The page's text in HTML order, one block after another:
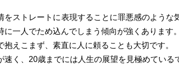
をストレートに表現することに罪悪感のよう
に一人でため込んでしまう傾向が強くあります。
抱えこまず、素直に人に頼ることも大切です。
速く、20歳までには人生の展望を見極めている